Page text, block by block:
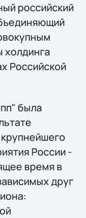
российский
холдинга
Российской
была
России -
время в
друг